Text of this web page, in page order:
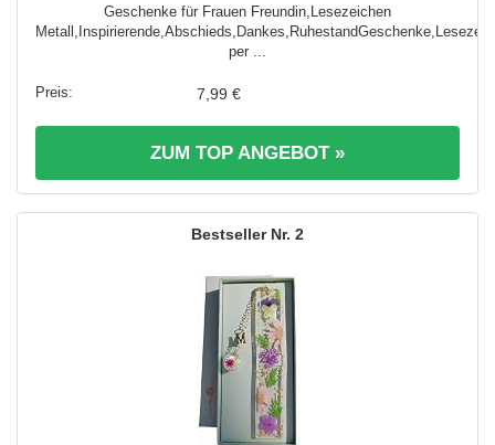
Geschenke für Frauen Freundin,Lesezeichen
per ...
7,99 €
ZUM TOP ANGEBOT »
2